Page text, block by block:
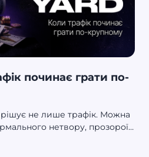
починає грати по-
не лише трафік. Можна
нетвору, прозорої